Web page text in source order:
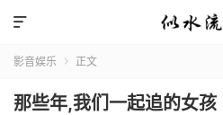

影音娱乐  正文
那些年,我们一起追的女孩